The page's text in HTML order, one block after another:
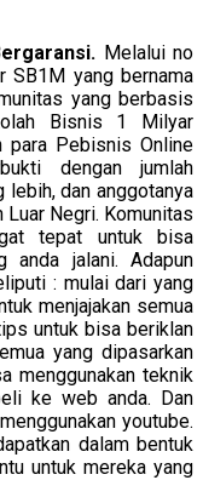
Melalui no
yang bernama
yang berbasis
Bisnis 1 Milyar
para Pebisnis Online
dengan jumlah
lebih, dan anggotanya
Negri. Komunitas
tepat untuk bisa
anda jalani. Adapun
: mulai dari yang
menjajakan semua
untuk bisa beriklan
yang dipasarkan
menggunakan teknik
ke web anda. Dan
youtube.
dalam bentuk
untuk mereka yang